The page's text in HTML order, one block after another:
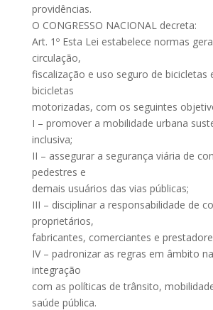
providências.
O CONGRESSO NACIONAL decreta:
Art. 1º Esta Lei estabelece normas
circulação,
fiscalização e uso seguro de bicicletas
bicicletas
motorizadas, com os seguintes
I – promover a mobilidade urbana
inclusiva;
II – assegurar a segurança viária de
pedestres e
demais usuários das vias públicas;
III – disciplinar a responsabilidade de
proprietários,
fabricantes, comerciantes e
IV – padronizar as regras em âmbito
integração
com as políticas de trânsito,
saúde pública.